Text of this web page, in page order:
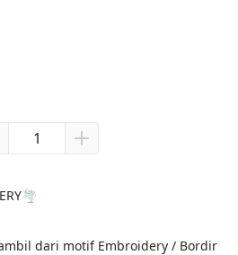
dari motif Embroidery / Bordir